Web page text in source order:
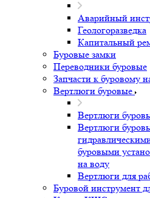
Аварийный
Геологоразведка
Капитальный
Буровые замки
Переводники буровые
Запчасти к буровому
Вертлюги буровые
Вертлюги
Вертлюги
буровыми
на воду
Вертлюги для
Буровой инструмент